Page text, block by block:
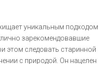
уникальным подходом
зарекомендовавшие
этом следовать старинной
с природой. Он нацелен